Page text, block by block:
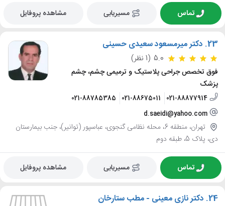
تماس مسیریابی مشاهده پروفایل
23. دکتر میرمسعود سعیدی حسینی
5.0 (1 نظر)
فوق تخصص جراحی پلاستیک و ترمیمی چشم، چشم
پزشک
021-88877914
021-88675011
021-88785385
d.saeidi@yahoo.com
تهران، منطقه 6، محله نظامی گنجوی، عباسپور (توانیر)، جنب بیمارستان
دی، پلاک 5، طبقه دوم
تماس مسیریابی مشاهده پروفایل
24. دکتر نازی معینی - مطب ستارخان